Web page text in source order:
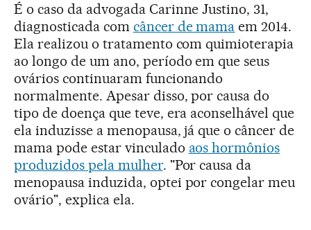
É o caso da advogada Carinne Justino, 31,
diagnosticada com câncer de mama em 2014.
Ela realizou o tratamento com quimioterapia
ao longo de um ano, período em que seus
ovários continuaram funcionando
normalmente. Apesar disso, por causa do
tipo de doença que teve, era aconselhável que
ela induzisse a menopausa, já que o câncer de
mama pode estar vinculado aos hormônios
produzidos pela mulher. "Por causa da
menopausa induzida, optei por congelar meu
ovário", explica ela.